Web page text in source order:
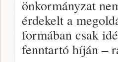
önkormányzat
érdekelt a
formában csak
fenntartó híján –